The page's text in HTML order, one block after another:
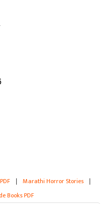
| Marathi Horror Stories |
Books PDF